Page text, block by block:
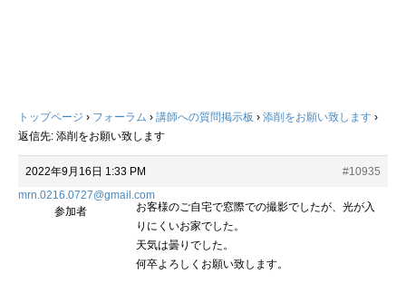
トップページ › フォーラム › 講師への質問掲示板 › 添削をお願い致します ›
返信先: 添削をお願い致します
2022年9月16日 1:33 PM
#10935
mrn.0216.0727@gmail.com
参加者
お客様のご自宅で窓際での撮影でしたが、光が入
りにくいお家でした。
天気は曇りでした。
何卒よろしくお願い致します。